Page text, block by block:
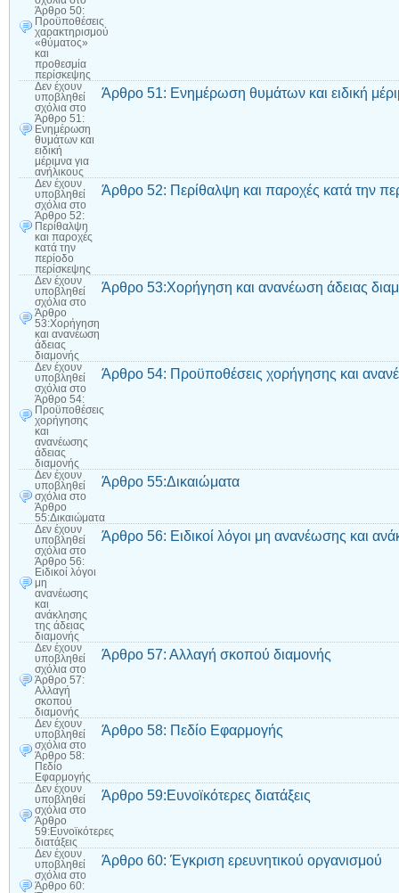
Άρθρο 50:
Προϋποθέσεις
χαρακτηρισμού
«θύματος»
και
προθεσμία
περίσκεψης
Δεν έχουν
υποβληθεί
σχόλια στο
Άρθρο 51:
Ενημέρωση
θυμάτων και
ειδική
μέριμνα για
ανήλικους
Άρθρο 51: Ενημέρωση θυμάτων και ειδική
Δεν έχουν
υποβληθεί
σχόλια στο
Άρθρο 52:
Περίθαλψη
και παροχές
κατά την
περίοδο
περίσκεψης
Άρθρο 52: Περίθαλψη και παροχές κατά την
Δεν έχουν
υποβληθεί
σχόλια στο
Άρθρο
53:Χορήγηση
και ανανέωση
άδειας
διαμονής
Άρθρο 53:Χορήγηση και ανανέωση άδειας
Δεν έχουν
υποβληθεί
σχόλια στο
Άρθρο 54:
Προϋποθέσεις
χορήγησης
και
ανανέωσης
άδειας
διαμονής
Άρθρο 54: Προϋποθέσεις χορήγησης και
Δεν έχουν
υποβληθεί
σχόλια στο
Άρθρο
55:Δικαιώματα
Άρθρο 55:Δικαιώματα
Δεν έχουν
υποβληθεί
σχόλια στο
Άρθρο 56:
Ειδικοί λόγοι
μη
ανανέωσης
και
ανάκλησης
της άδειας
διαμονής
Άρθρο 56: Ειδικοί λόγοι μη ανανέωσης και
Δεν έχουν
υποβληθεί
σχόλια στο
Άρθρο 57:
Αλλαγή
σκοπού
διαμονής
Άρθρο 57: Αλλαγή σκοπού διαμονής
Δεν έχουν
υποβληθεί
σχόλια στο
Άρθρο 58:
Πεδίο
Εφαρμογής
Άρθρο 58: Πεδίο Εφαρμογής
Δεν έχουν
υποβληθεί
σχόλια στο
Άρθρο
59:Ευνοϊκότερες
διατάξεις
Άρθρο 59:Ευνοϊκότερες διατάξεις
Δεν έχουν
υποβληθεί
σχόλια στο
Άρθρο 60:
Άρθρο 60: Έγκριση ερευνητικού οργανισμού